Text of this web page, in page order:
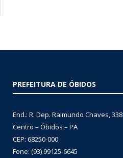
PREFEITURA DE ÓBIDOS
End.: R. Dep. Raimundo Chaves, 338
Centro – Óbidos – PA
CEP: 68250-000
Fone: (93) 99125-6645